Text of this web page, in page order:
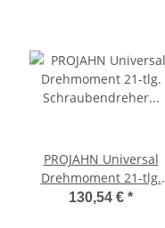
PROJAHN Universal
Drehmoment 21-tlg.
Schraubendreher & Bit-
130,54 € *